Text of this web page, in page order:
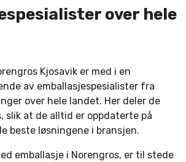
over hele
Kjosavik er med i en
av emballasjespesialister fra
over hele landet. Her deler de
slik at de alltid er oppdaterte på
beste løsningene i bransjen.
emballasje i Norengros, er til stede